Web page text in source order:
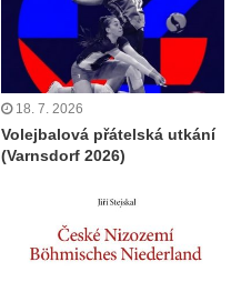
18. 7. 2026
Volejbalová přátelská utkání
(Varnsdorf 2026)